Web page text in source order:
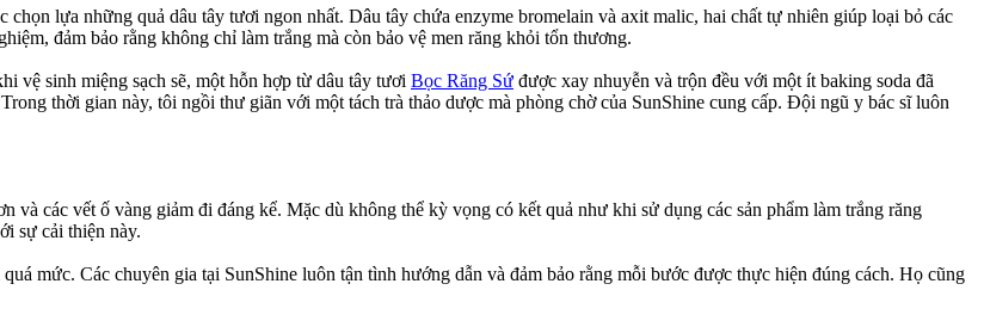
lựa những quả dâu tây tươi ngon nhất. Dâu tây chứa enzyme bromelain và axit malic, hai chất tự nhiên giúp loại bỏ các
đảm bảo rằng không chỉ làm trắng mà còn bảo vệ men răng khỏi tổn thương.
vệ sinh miệng sạch sẽ, một hỗn hợp từ dâu tây tươi Bọc Răng Sứ được xay nhuyễn và trộn đều với một ít baking soda đã
thời gian này, tôi ngồi thư giãn với một tách trà thảo dược mà phòng chờ của SunShine cung cấp. Đội ngũ y bác sĩ luôn
và các vết ố vàng giảm đi đáng kể. Mặc dù không thể kỳ vọng có kết quả như khi sử dụng các sản phẩm làm trắng răng
sự cải thiện này.
mức. Các chuyên gia tại SunShine luôn tận tình hướng dẫn và đảm bảo rằng mỗi bước được thực hiện đúng cách. Họ cũng